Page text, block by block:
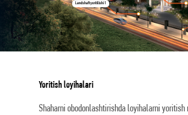
Landshaft yoritilishi 1
Yoritish loyihalari
Shaharni obodonlashtirishda loyihalarni